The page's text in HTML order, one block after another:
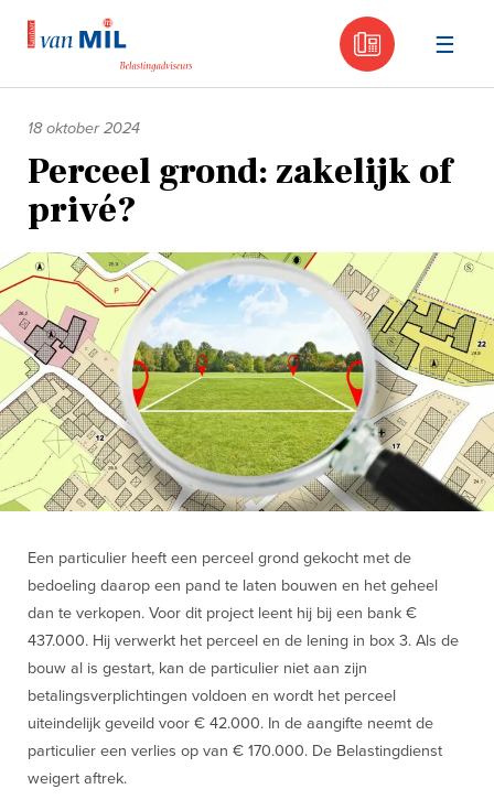
030 -
inhoud
18 oktober 2024
Perceel grond: zakelijk of
privé?
Een particulier heeft een perceel grond gekocht met de
bedoeling daarop een pand te laten bouwen en het geheel
dan te verkopen. Voor dit project leent hij bij een bank €
437.000. Hij verwerkt het perceel en de lening in box 3. Als de
bouw al is gestart, kan de particulier niet aan zijn
betalingsverplichtingen voldoen en wordt het perceel
uiteindelijk geveild voor € 42.000. In de aangifte neemt de
particulier een verlies op van € 170.000. De Belastingdienst
weigert aftrek.